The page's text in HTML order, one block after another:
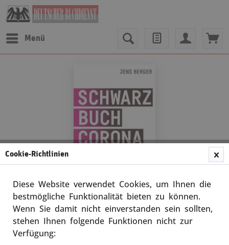
Menü
Jens Berger
Schwarzbuch Corona
Cookie-Richtlinien
Diese Website verwendet Cookies, um Ihnen die
bestmögliche Funktionalität bieten zu können.
Wenn Sie damit nicht einverstanden sein sollten,
stehen Ihnen folgende Funktionen nicht zur
Verfügung: